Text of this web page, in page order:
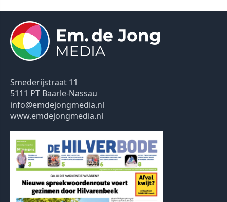
Smederijstraat 11
5111 PT Baarle-Nassau
info@emdejongmedia.nl
www.emdejongmedia.nl